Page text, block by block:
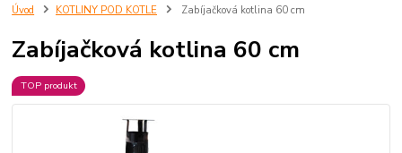
Úvod KOTLINY POD KOTLE Zabíjačková kotlina 60 cm
Zabíjačková kotlina 60 cm
TOP produkt